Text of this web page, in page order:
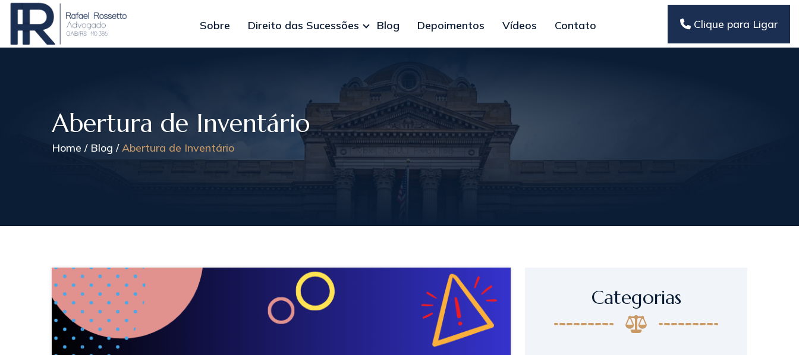
Sobre Direito das Sucessões Blog Depoimentos Vídeos Contato Clique para Ligar
Abertura de Inventário
Home Blog Abertura de Inventário
Categorias